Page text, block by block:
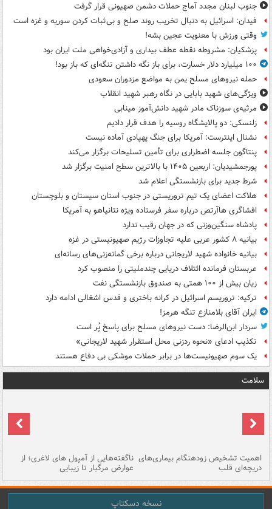
جنوب لبنان مجدد آماج حملات دشمن صهیونی قرار گرفت
فیدان: اسرائیل به دنبال تخریب روند صلح و بی‌ثبات کردن سوریه و غزه است
وقتی ورزش با معنویت عجین بشه!
پزشکیان: مشروطه نقطه عطف بیداری و آزادی‌خواهی ملت ایران بود
۱۰۰ میلیارد دلار خسارت، برای باز نگه داشتن تنگه‌ای که باز بود!
حمله نیروهای مسلح یمن به مواضع مزدوران سعودی
ویژگی‌های شهید بابایی در نگاه رهبر شهید انقلاب
مرثیه‌ی سوزناک مادر شهید دانش‌آموز مینابی
زلنسکی: دو پالایشگاه روسیه را هدف قرار دادیم
نشنال اینترست: آمریکا برای جنگ پهپادی آماده نیست
پنتاگون جلسه اضطراری برای تأمین تسلیحات برگزار می‌کند
پورجمشیدیان: اربعین ۱۴۰۵ با بالاترین سطح امنیت برگزار شد
شرط جدید برای بازنشستگی اعلام شد
هلاکت اعضای یک تیم تروریستی در جنوب استان سیستان و بلوچستان
افشاگری هاآرتص درباره سفر فرستاده ویژه نتانیاهو به آمریکا
پادشاه سنگین‌وزنی که در جهان رقیب ندارد
بیانیه ۸ کشور عربی علیه تجاوزات رژیم صهیونیستی در غزه
بیانیه خانواده شهید لاریجانی درباره برخی گمانه‌زنی‌های رسانه‌ای
عربستان فرمانده ائتلاف دریایی چندملیتی را منصوب کرد
زیان بیش از ۱۰۰ همتی به صندوق‌ بازنشستگی نفت
ترکیه: تروریسم اسرائیل در کرانه باختری و قدس اشغالی ادامه دارد
ایران آقای بلامنازع تنگه هرمز!
سردار ابن‌الرضا: دست نیروهای مسلح برای پاسخ پُر است
تکذیب ادعای «نحوه ردزنی محل استقرار شهید لاریجانی»
یک‌ سوم صهیونیست‌ها در برابر حملات موشکی بی دفاع هستند
سلامت
اهمیت تشخیص زودهنگام بیماری‌های
دریچه‌ای قلب
ناگفته‌هایی از آمپول های لاغری؛ از
عوارض مرگبار تا زیبایی
نسخه دسکتاپ